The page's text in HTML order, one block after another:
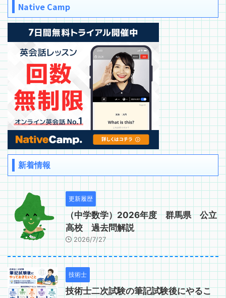
Native Camp
新着情報
更新履歴
（中学数学）2026年度 群馬県 公立
高校 過去問解説
2026/7/27
技術士
技術士二次試験の筆記試験後にやるこ